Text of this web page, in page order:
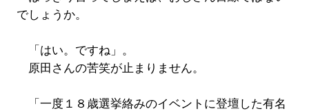
でしょうか。
「はい。ですね」。
原田さんの苦笑が止まりません。
「一度１８歳選挙絡みのイベントに登壇した有名